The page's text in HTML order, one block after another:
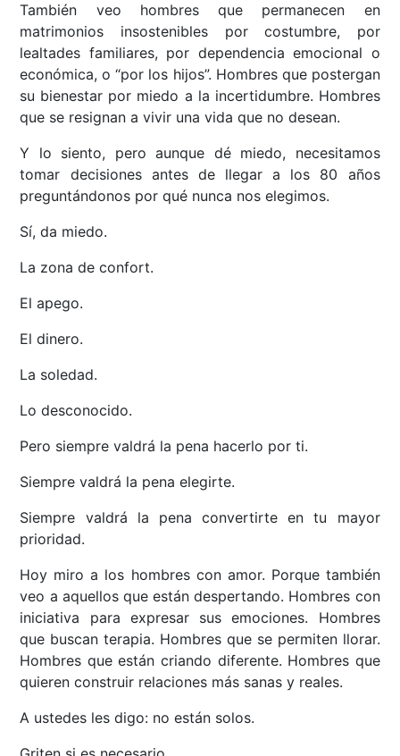
También veo hombres que permanecen en
matrimonios insostenibles por costumbre, por
lealtades familiares, por dependencia emocional o
económica, o “por los hijos”. Hombres que postergan
su bienestar por miedo a la incertidumbre. Hombres
que se resignan a vivir una vida que no desean.
Y lo siento, pero aunque dé miedo, necesitamos
tomar decisiones antes de llegar a los 80 años
preguntándonos por qué nunca nos elegimos.
Sí, da miedo.
La zona de confort.
El apego.
El dinero.
La soledad.
Lo desconocido.
Pero siempre valdrá la pena hacerlo por ti.
Siempre valdrá la pena elegirte.
Siempre valdrá la pena convertirte en tu mayor
prioridad.
Hoy miro a los hombres con amor. Porque también
veo a aquellos que están despertando. Hombres con
iniciativa para expresar sus emociones. Hombres
que buscan terapia. Hombres que se permiten llorar.
Hombres que están criando diferente. Hombres que
quieren construir relaciones más sanas y reales.
A ustedes les digo: no están solos.